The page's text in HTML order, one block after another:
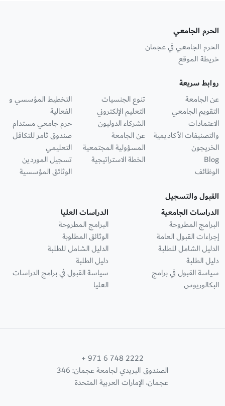
الحرم الجامعي
الحرم الجامعي في عجمان
خريطة الموقع
روابط سريعة
عن الجامعة
التقويم الجامعي
الاعتمادات
والتصنيفات الأكاديمية
الخريجون
Blog
الوظائف
تنوع الجنسيات
التعليم الإلكتروني
الشركاء الدوليون
عن الجامعة
المسؤولية المجتمعية
الخطة الاستراتيجية
التخطيط المؤسسي و
الفعالية
حرم جامعي مستدام
صندوق ثامر للتكافل
التعليمي
تسجيل الموردين
الوثائق المؤسسية
القبول والتسجيل
الدراسات الجامعية
البرامج المطروحة
إجراءات القبول العامة
الدليل الشامل للطلبة
دليل الطلبة
سياسة القبول في برامج
البكالوريوس
الدراسات العليا
البرامج المطروحة
الوثائق المطلوبة
الدليل الشامل للطلبة
دليل الطلبة
سياسة القبول في برامج الدراسات
العليا
+ 971 6 748 2222
الصندوق البريدي لجامعة عجمان: 346
عجمان، الإمارات العربية المتحدة